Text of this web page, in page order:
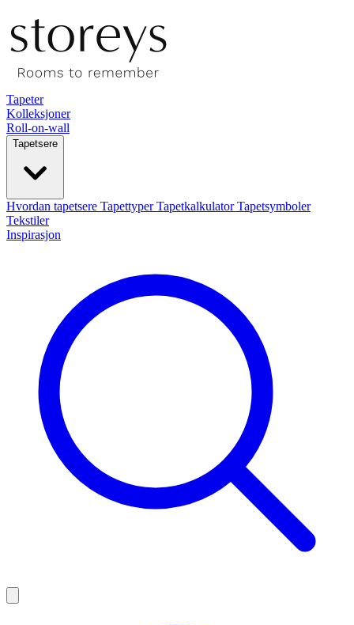
Tapeter
Kolleksjoner
Roll-on-wall
Tapetsere
Hvordan tapetsere TapettyperTapetkalkulatorTapetsymboler
Tekstiler
Inspirasjon